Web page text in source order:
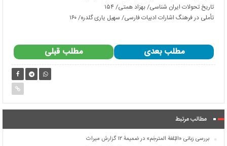
تاریخ تحولات ایران شناسی/ بهزاد همتی/ ۱۵۴
تأملی در فرهنگ اشارات ادبیات فارسی/ سهیل یاری گلدره/ ۱۶۰
مطلب قبلی مطلب بعدی
مطالب مرتبط
بررسی زبانی «البُلغة المترجَم» در ضمیمۀ ۱۲ گزارش میراث